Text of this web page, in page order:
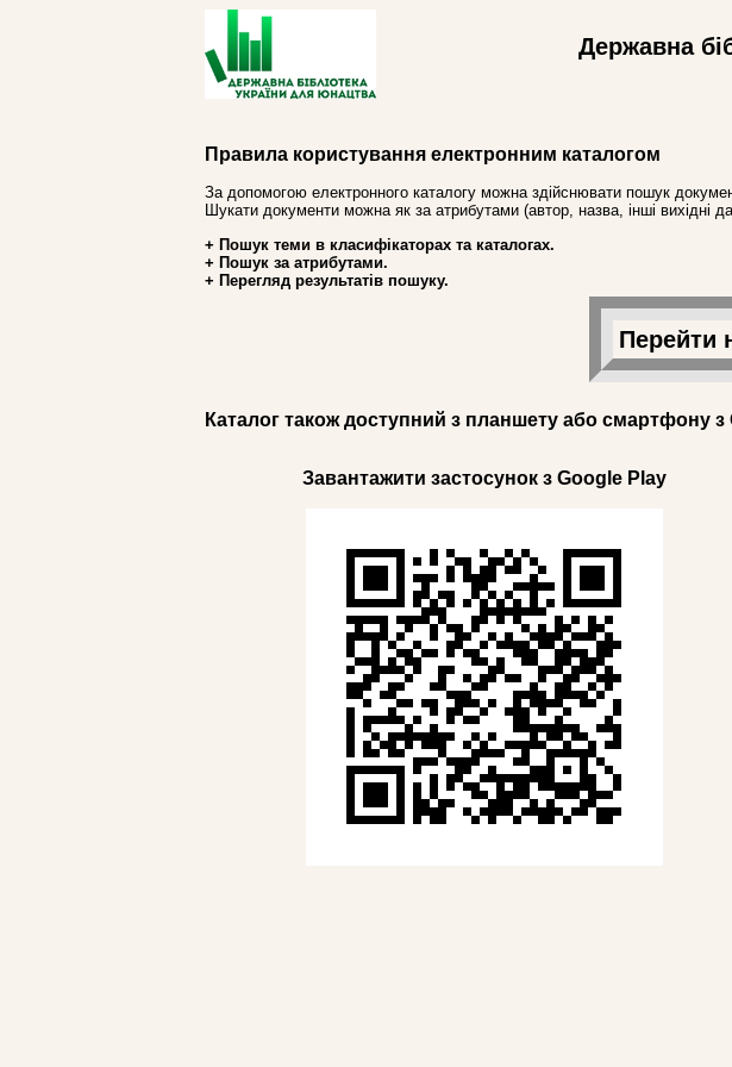
Державна
Правила користування електронним каталогом
За допомогою електронного каталогу можна здійснювати пошук
Шукати документи можна як за атрибутами (автор, назва, інші вихідні
+ Пошук теми в класифікаторах та каталогах.
+ Пошук за атрибутами.
+ Перегляд результатів пошуку.
Перейти
Каталог також доступний з планшету або смартфону
Завантажити застосунок з Google Play